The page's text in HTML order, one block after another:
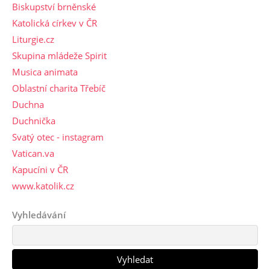
Biskupství brněnské
Katolická církev v ČR
Liturgie.cz
Skupina mládeže Spirit
Musica animata
Oblastní charita Třebíč
Duchna
Duchnička
Svatý otec - instagram
Vatican.va
Kapucíni v ČR
www.katolik.cz
Vyhledávání